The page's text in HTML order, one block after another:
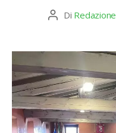
Autore
Di Redazione